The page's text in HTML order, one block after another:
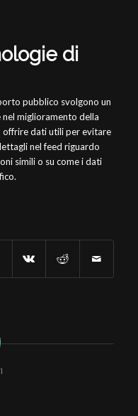
di
pubblico svolgono un
miglioramento della
offrire dati utili per evitare
nel feed riguardo
simili o su come i dati